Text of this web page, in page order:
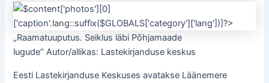
„Raamatuuputus. Seiklus läbi Põhjamaade
lugude“ Autor/allikas: Lastekirjanduse keskus
Eesti Lastekirjanduse Keskuses avatakse Läänemere